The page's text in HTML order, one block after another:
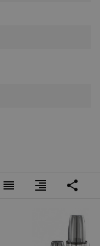
reorder format_align_right share